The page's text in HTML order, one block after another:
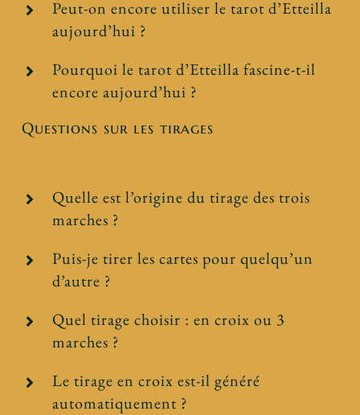
Peut-on encore utiliser le tarot d’Etteilla
aujourd’hui ?
Pourquoi le tarot d’Etteilla fascine-t-il
encore aujourd’hui ?
Questions sur les tirages
Quelle est l’origine du tirage des trois
marches ?
Puis-je tirer les cartes pour quelqu’un
d’autre ?
Quel tirage choisir : en croix ou 3
marches ?
Le tirage en croix est-il généré
automatiquement ?